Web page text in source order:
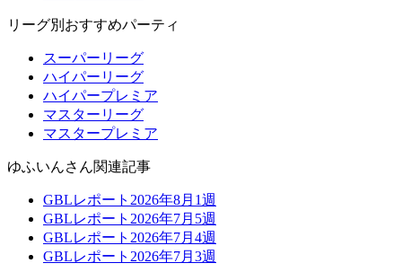
リーグ別おすすめパーティ
スーパーリーグ
ハイパーリーグ
ハイパープレミア
マスターリーグ
マスタープレミア
ゆふいんさん関連記事
GBLレポート2026年8月1週
GBLレポート2026年7月5週
GBLレポート2026年7月4週
GBLレポート2026年7月3週